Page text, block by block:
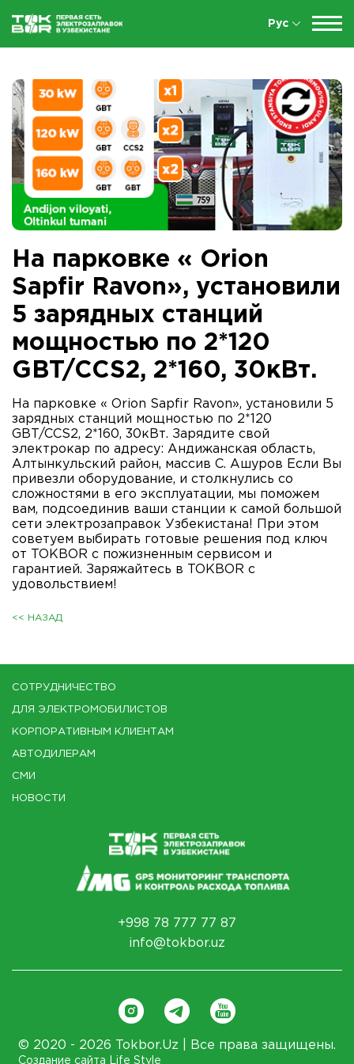
Рус
На парковке « Orion
Sapfir Ravon», установили
5 зарядных станций
мощностью по 2*120
GBT/CCS2, 2*160, 30кВт.
На парковке « Orion Sapfir Ravon», установили 5
зарядных станций мощностью по 2*120
GBT/CCS2, 2*160, 30кВт. Зарядите свой
электрокар по адресу: Андижанская область,
Алтынкульский район, массив С. Ашуров Если Вы
привезли оборудование, и столкнулись со
сложностями в его эксплуатации, мы поможем
вам, подсоединив ваши станции к самой большой
сети электрозаправок Узбекистана! При этом
советуем выбирать готовые решения под ключ
от TOKBOR с пожизненным сервисом и
гарантией. Заряжайтесь в TOKBOR с
удовольствием!
<< НАЗАД
СОТРУДНИЧЕСТВО
ДЛЯ ЭЛЕКТРОМОБИЛИСТОВ
КОРПОРАТИВНЫМ КЛИЕНТАМ
АВТОДИЛЕРАМ
СМИ
НОВОСТИ
+998 78 777 77 87
info@tokbor.uz
© 2020 - 2026 Tokbor.Uz | Все права защищены.
Создание сайта Life Style